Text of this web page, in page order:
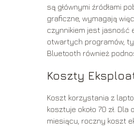
są głównymi źródłami
graficzne, wymagają
czynnikiem jest jasność
otwartych programów,
Bluetooth również
Koszty
Koszt korzystania z
kosztuje około 70 zł.
miesiącu, roczny koszt